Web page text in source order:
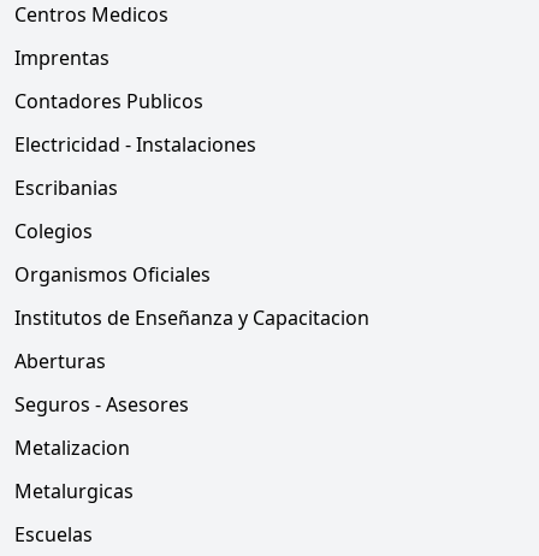
Centros Medicos
Imprentas
Contadores Publicos
Electricidad - Instalaciones
Escribanias
Colegios
Organismos Oficiales
Institutos de Enseñanza y Capacitacion
Aberturas
Seguros - Asesores
Metalizacion
Metalurgicas
Escuelas